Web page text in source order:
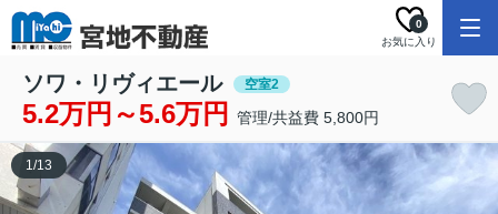
お気に入り
0
ソワ・リヴィエール 空室2
5.2万円～5.6万円 管理/共益費 5,800円
1/13